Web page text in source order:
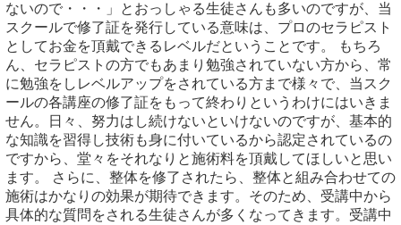
ないので・・・」とおっしゃる生徒さんも多いのですが、当
スクールで修了証を発行している意味は、プロのセラピスト
としてお金を頂戴できるレベルだということです。 もちろ
ん、セラピストの方でもあまり勉強されていない方から、常
に勉強をしレベルアップをされている方まで様々で、当スク
ールの各講座の修了証をもって終わりというわけにはいきま
せん。日々、努力はし続けないといけないのですが、基本的
な知識を習得し技術も身に付いているから認定されているの
ですから、堂々をそれなりと施術料を頂戴してほしいと思い
ます。 さらに、整体を修了されたら、整体と組み合わせての
施術はかなりの効果が期待できます。そのため、受講中から
具体的な質問をされる生徒さんが多くなってきます。受講中